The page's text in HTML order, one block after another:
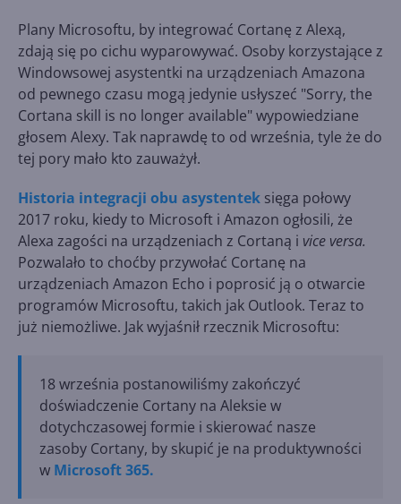
Plany Microsoftu, by integrować Cortanę z Alexą,
zdają się po cichu wyparowywać. Osoby korzystające z
Windowsowej asystentki na urządzeniach Amazona
od pewnego czasu mogą jedynie usłyszeć "Sorry, the
Cortana skill is no longer available" wypowiedziane
głosem Alexy. Tak naprawdę to od września, tyle że do
tej pory mało kto zauważył.
Historia integracji obu asystentek sięga połowy
2017 roku, kiedy to Microsoft i Amazon ogłosili, że
Alexa zagości na urządzeniach z Cortaną i vice versa.
Pozwalało to choćby przywołać Cortanę na
urządzeniach Amazon Echo i poprosić ją o otwarcie
programów Microsoftu, takich jak Outlook. Teraz to
już niemożliwe. Jak wyjaśnił rzecznik Microsoftu:
18 września postanowiliśmy zakończyć
doświadczenie Cortany na Aleksie w
dotychczasowej formie i skierować nasze
zasoby Cortany, by skupić je na produktywności
w Microsoft 365.